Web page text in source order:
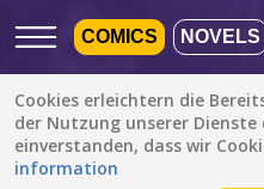
COMICS NOVELS
Cookies erleichtern die
der Nutzung unserer
einverstanden, dass wir
information
Empfohlen Beliebt
Familie (Kinder)